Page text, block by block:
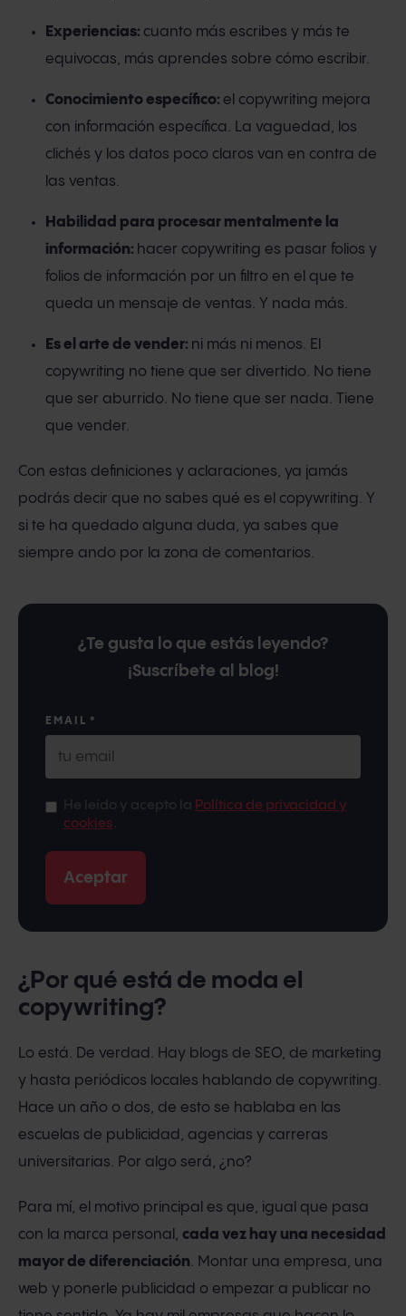
Experiencias: cuanto más escribes y más te
equivocas, más aprendes sobre cómo escribir.
Conocimiento específico: el copywriting mejora
con información específica. La vaguedad, los
clichés y los datos poco claros van en contra de
las ventas.
Habilidad para procesar mentalmente la
información: hacer copywriting es pasar folios y
folios de información por un filtro en el que te
queda un mensaje de ventas. Y nada más.
Es el arte de vender: ni más ni menos. El
copywriting no tiene que ser divertido. No tiene
que ser aburrido. No tiene que ser nada. Tiene
que vender.
Con estas definiciones y aclaraciones, ya jamás
podrás decir que no sabes qué es el copywriting. Y
si te ha quedado alguna duda, ya sabes que
siempre ando por la zona de comentarios.
¿Te gusta lo que estás leyendo?
¡Suscríbete al blog!
EMAIL *
Política de privacidad y
cookies
¿Por qué está de moda el
copywriting?
Lo está. De verdad. Hay blogs de SEO, de marketing
y hasta periódicos locales hablando de copywriting.
Hace un año o dos, de esto se hablaba en las
escuelas de publicidad, agencias y carreras
universitarias. Por algo será, ¿no?
Para mí, el motivo principal es que, igual que pasa
con la marca personal, cada vez hay una necesidad
mayor de diferenciación. Montar una empresa, una
web y ponerle publicidad o empezar a publicar no